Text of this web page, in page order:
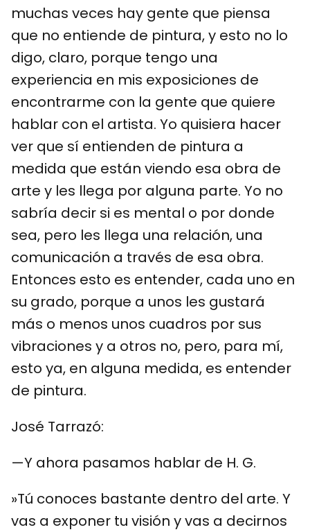
muchas veces hay gente que piensa
que no entiende de pintura, y esto no lo
digo, claro, porque tengo una
experiencia en mis exposiciones de
encontrarme con la gente que quiere
hablar con el artista. Yo quisiera hacer
ver que sí entienden de pintura a
medida que están viendo esa obra de
arte y les llega por alguna parte. Yo no
sabría decir si es mental o por donde
sea, pero les llega una relación, una
comunicación a través de esa obra.
Entonces esto es entender, cada uno en
su grado, porque a unos les gustará
más o menos unos cuadros por sus
vibraciones y a otros no, pero, para mí,
esto ya, en alguna medida, es entender
de pintura.
José Tarrazó:
—Y ahora pasamos hablar de H. G.
»Tú conoces bastante dentro del arte. Y
vas a exponer tu visión y vas a decirnos